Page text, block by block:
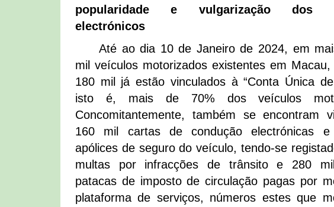
popularidade e vulgarização dos
electrónicos
Até ao dia 10 de Janeiro de 2024, em
mil veículos motorizados existentes em
180 mil já estão vinculados à “Conta Única de
isto é, mais de 70% dos veículos
Concomitantemente, também se encontram
160 mil cartas de condução electrónicas
apólices de seguro do veículo, tendo-se
multas por infracções de trânsito e 280
patacas de imposto de circulação pagas por
plataforma de serviços, números estes que